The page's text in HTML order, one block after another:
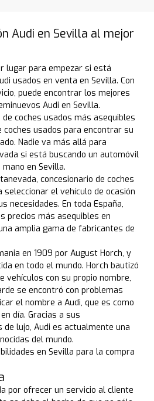
Audi en Sevilla al mejor
lugar para empezar si está
usados en venta en Sevilla. Con
puede encontrar los mejores
Audi en Sevilla.
coches usados más asequibles
usados para encontrar su
Nadie va más allá para
si está buscando un automóvil
en Sevilla.
concesionario de coches
seleccionar el vehículo de ocasión
necesidades. En toda España,
precios más asequibles en
amplia gama de fabricantes de
en 1909 por August Horch, y
en todo el mundo. Horch bautizó
vehículos con su propio nombre,
se encontró con problemas
el nombre a Audi, que es como
día. Gracias a sus
lujo, Audi es actualmente una
del mundo.
en Sevilla para la compra
por ofrecer un servicio al cliente